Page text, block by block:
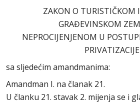
ZAKON O TURISTIČKOM
GRAĐEVINSKOM
NEPROCIJENJENOM U
PRIVATIZACIJE
sa sljedećim amandmanima:
Amandman I. na članak 21.
U članku 21. stavak 2. mijenja se i